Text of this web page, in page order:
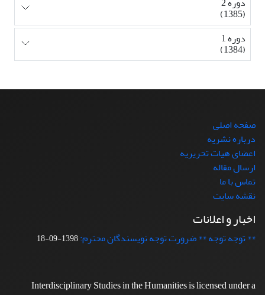
(1385)
دوره 1
(1384)
صفحه اصلی
درباره نشریه
اعضای هیات تحریریه
ارسال مقاله
تماس با ما
نقشه سایت
اخبار و اعلانات
** توجه توجه ** ضرورت توجه نویسندگان محترم:1398-09-18
Interdisciplinary Studies in the Humanities is licensed under a